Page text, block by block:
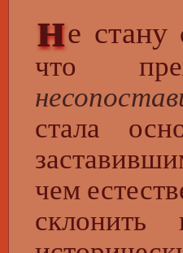
не стану
что
стала
чем